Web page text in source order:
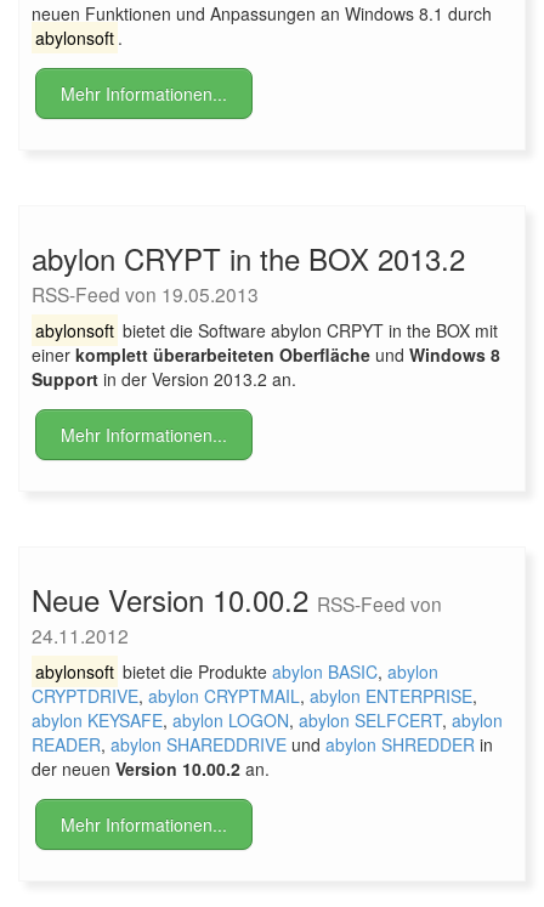
neuen Funktionen und Anpassungen an Windows 8.1 durch
abylonsoft .
Mehr Informationen...
abylon CRYPT in the BOX 2013.2
RSS-Feed von 19.05.2013
abylonsoft bietet die Software abylon CRPYT in the BOX mit
einer komplett überarbeiteten Oberfläche und Windows 8
Support in der Version 2013.2 an.
Mehr Informationen...
Neue Version 10.00.2 RSS-Feed von
24.11.2012
abylonsoft bietet die Produkte abylon BASIC, abylon
CRYPTDRIVE, abylon CRYPTMAIL, abylon ENTERPRISE,
abylon KEYSAFE, abylon LOGON, abylon SELFCERT, abylon
READER, abylon SHAREDDRIVE und abylon SHREDDER in
der neuen Version 10.00.2 an.
Mehr Informationen...